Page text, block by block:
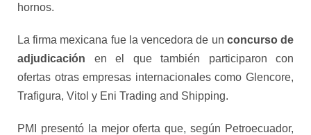
hornos.
La firma mexicana fue la vencedora de un concurso de
adjudicación en el que también participaron con
ofertas otras empresas internacionales como Glencore,
Trafigura, Vitol y Eni Trading and Shipping.
PMI presentó la mejor oferta que, según Petroecuador,